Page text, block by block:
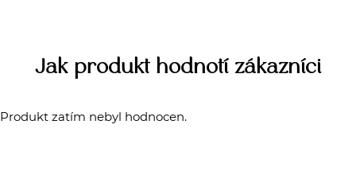
Jak produkt hodnotí zákazníci
Produkt zatím nebyl hodnocen.